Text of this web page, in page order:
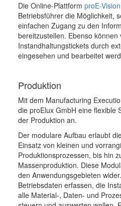
Die Online-Plattform proE-Vision
Betriebsführer die Möglichkeit,
einfachen Zugang zu den
bereitzustellen. Ebenso können
Instandhaltungstickets durch
eingesehen und bearbeitet
Produktion
Mit dem Manufacturing
die proElux GmbH eine flexible
der Produktion an.
Der modulare Aufbau erlaubt
Einsatz von kleinen und
Produktionsprozessen, bis hin
Massenproduktion. Diese
den Anwendungsgebieten
Betriebsdaten erfassen, die
alle Material-, Daten- und